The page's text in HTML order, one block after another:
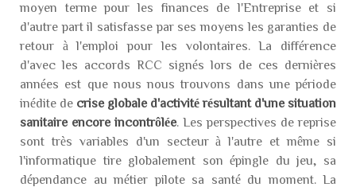
moyen terme pour les finances de l'Entreprise et si
d'autre part il satisfasse par ses moyens les garanties de
retour à l'emploi pour les volontaires. La différence
d'avec les accords RCC signés lors de ces dernières
années est que nous nous trouvons dans une période
inédite de crise globale d'activité résultant d'une situation
sanitaire encore incontrôlée. Les perspectives de reprise
sont très variables d'un secteur à l'autre et même si
l'informatique tire globalement son épingle du jeu, sa
dépendance au métier pilote sa santé du moment. La